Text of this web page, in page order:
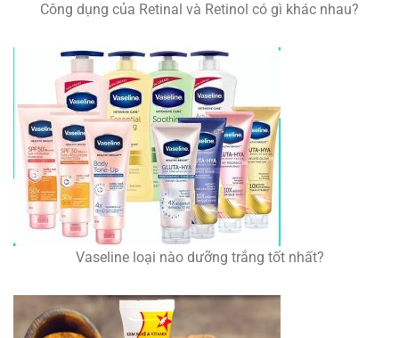
Công dụng của Retinal và Retinol có gì khác nhau?
Vaseline loại nào dưỡng trắng tốt nhất?